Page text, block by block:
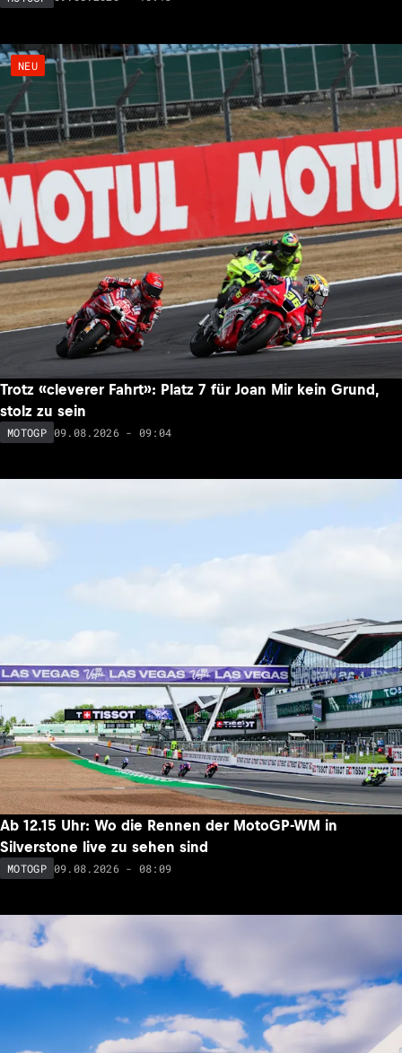
NEU
Trotz «cleverer Fahrt»: Platz 7 für Joan Mir kein Grund,
stolz zu sein
MOTOGP 09.08.2026 - 09:04
Ab 12.15 Uhr: Wo die Rennen der MotoGP-WM in
Silverstone live zu sehen sind
MOTOGP 09.08.2026 - 08:09